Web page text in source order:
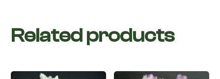
Related products